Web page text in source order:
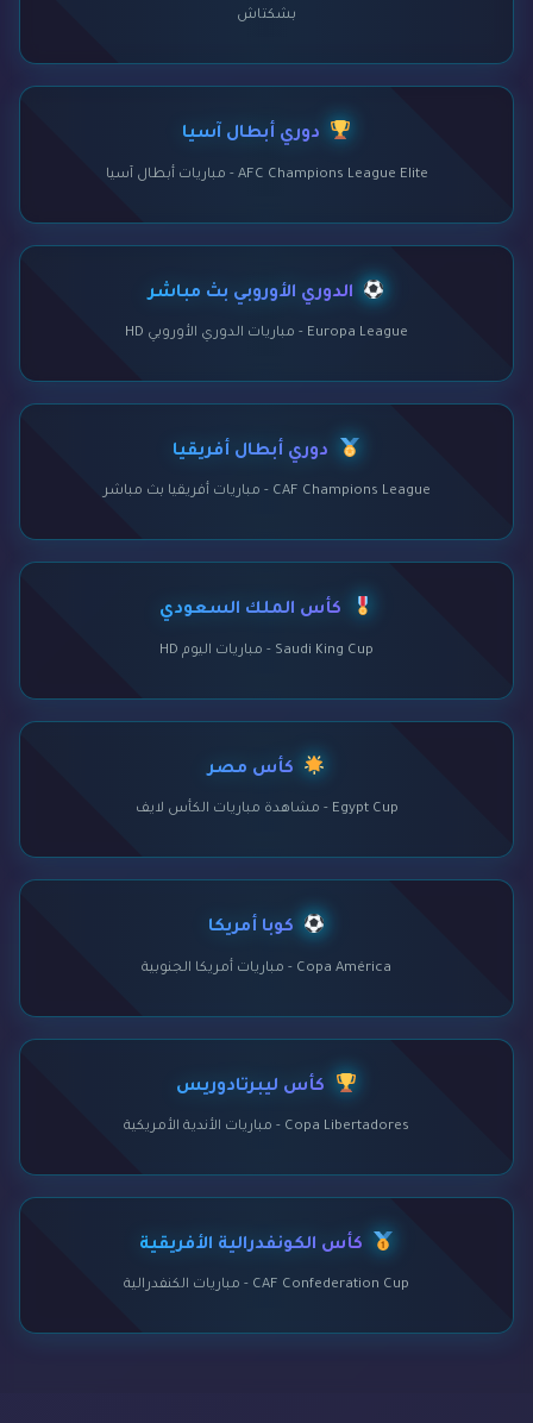
بشكتاش
دوري أبطال آسيا
AFC Champions League Elite - مباريات أبطال آسيا
الدوري الأوروبي بث مباشر
Europa League - مباريات الدوري الأوروبي HD
دوري أبطال أفريقيا
CAF Champions League - مباريات أفريقيا بث مباشر
كأس الملك السعودي
Saudi King Cup - مباريات اليوم HD
كأس مصر
Egypt Cup - مشاهدة مباريات الكأس لايف
كوبا أمريكا
Copa América - مباريات أمريكا الجنوبية
كأس ليبرتادوريس
Copa Libertadores - مباريات الأندية الأمريكية
كأس الكونفدرالية الأفريقية
CAF Confederation Cup - مباريات الكنفدرالية